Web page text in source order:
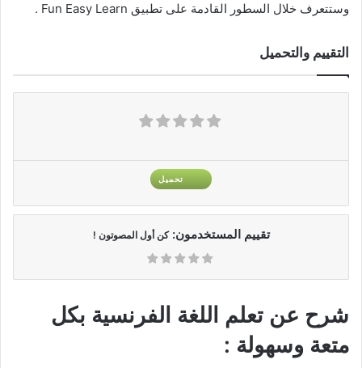
وستتعرف خلال السطور القادمة على تطبيق Fun Easy Learn .
التقييم والتحميل
تحميل
تقييم المستخدمون:كن أول المصوتون !
شرح عن تعلم اللغة الفرنسية بكل
متعة وسهولة :